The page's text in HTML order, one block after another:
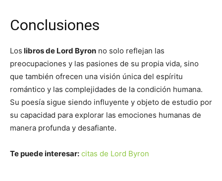
Conclusiones
Los libros de Lord Byron no solo reflejan las
preocupaciones y las pasiones de su propia vida, sino
que también ofrecen una visión única del espíritu
romántico y las complejidades de la condición humana.
Su poesía sigue siendo influyente y objeto de estudio por
su capacidad para explorar las emociones humanas de
manera profunda y desafiante.
Te puede interesar: citas de Lord Byron